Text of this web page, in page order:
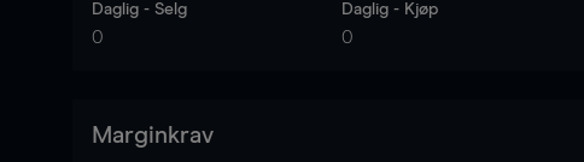
Daglig - Selg
0
Daglig - Kjøp
0
Marginkrav